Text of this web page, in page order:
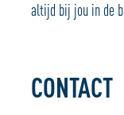
altijd bij jou in de
CONTACT